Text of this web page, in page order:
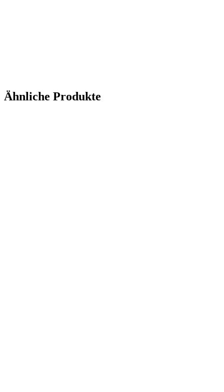
Ähnliche Produkte